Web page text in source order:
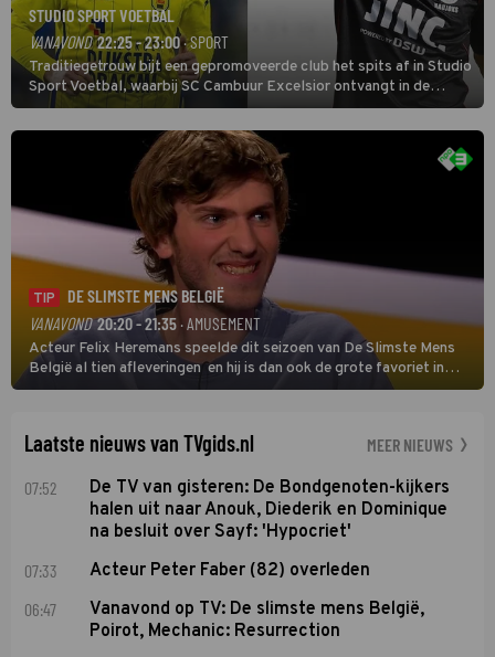
STUDIO SPORT VOETBAL
VANAVOND 22:25 - 23:00· SPORT
Traditiegetrouw bijt een gepromoveerde club het spits af in Studio
Sport Voetbal, waarbij SC Cambuur Excelsior ontvangt in de
eerste wedstrijd van het nieuwe Eredivisieseizoen. De nieuwe
oefenmeester is Johan Plat en hij wil aanvallend voetballen.
TIP
DE SLIMSTE MENS BELGIË
VANAVOND 20:20 - 21:35· AMUSEMENT
Acteur Felix Heremans speelde dit seizoen van De Slimste Mens
België al tien afleveringen en hij is dan ook de grote favoriet in
deze seizoensfinale. En er is Nederlandse inbreng, want komiek
Laatste nieuws van TVgids.nl MEER NIEUWS
07:52
De TV van gisteren: De Bondgenoten-kijkers
halen uit naar Anouk, Diederik en Dominique
na besluit over Sayf: 'Hypocriet'
07:33 Acteur Peter Faber (82) overleden
06:47
Vanavond op TV: De slimste mens België,
Poirot, Mechanic: Resurrection